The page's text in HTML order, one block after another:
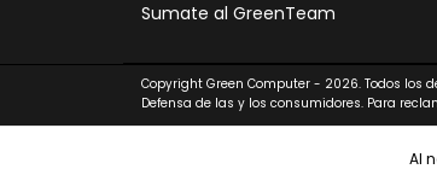
Al
Sumate al GreenTeam
Copyright Green Computer - 2026. Todos los
Defensa de las y los consumidores. Para